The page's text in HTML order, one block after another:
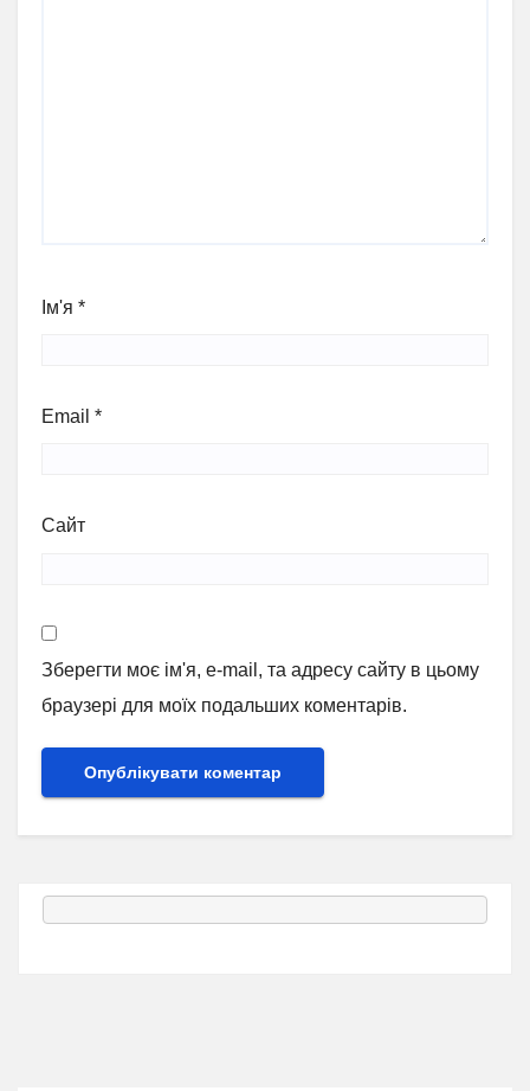
Ім'я *
Email *
Сайт
Зберегти моє ім'я, e-mail, та адресу сайту в цьому
браузері для моїх подальших коментарів.